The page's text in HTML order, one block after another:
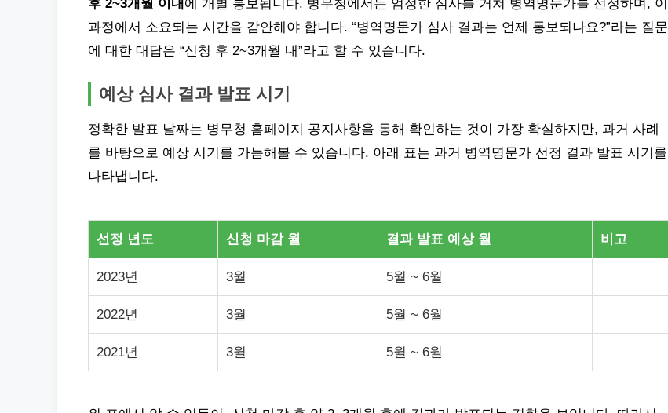
후 2~3개월 이내 에 개별 통보됩니다. 병무청에서는 엄정한 심사를 거쳐 병역명문가를 선정하며, 이
과정에서 소요되는 시간을 감안해야 합니다. “병역명문가 심사 결과는 언제 통보되나요?”라는 질문
에 대한 대답은 “신청 후 2~3개월 내”라고 할 수 있습니다.
예상 심사 결과 발표 시기
정확한 발표 날짜는 병무청 홈페이지 공지사항을 통해 확인하는 것이 가장 확실하지만, 과거 사례
를 바탕으로 예상 시기를 가늠해볼 수 있습니다. 아래 표는 과거 병역명문가 선정 결과 발표 시기를
나타냅니다.
선정 년도 신청 마감 월 결과 발표 예상 월 비고
2023년 3월 5월 ~ 6월
2022년 3월 5월 ~ 6월
2021년 3월 5월 ~ 6월